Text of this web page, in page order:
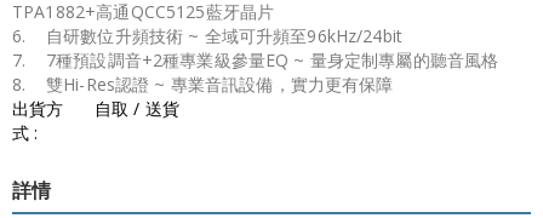
TPA1882+高通QCC5125藍牙晶片
6. 自研數位升頻技術 ~ 全域可升頻至96kHz/24bit
7. 7種預設調音+2種專業級參量EQ ~ 量身定制專屬的聽音風格
8. 雙Hi-Res認證 ~ 專業音訊設備，實力更有保障
出貨方
式 :
自取 / 送貨
詳情